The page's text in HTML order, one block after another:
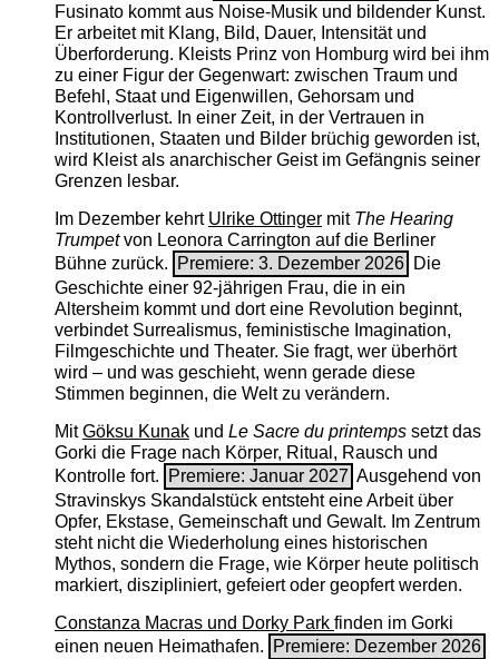
Fusinato kommt aus Noise-Musik und bildender Kunst.
Er arbeitet mit Klang, Bild, Dauer, Intensität und
Überforderung. Kleists Prinz von Homburg wird bei ihm
zu einer Figur der Gegenwart: zwischen Traum und
Befehl, Staat und Eigenwillen, Gehorsam und
Kontrollverlust. In einer Zeit, in der Vertrauen in
Institutionen, Staaten und Bilder brüchig geworden ist,
wird Kleist als anarchischer Geist im Gefängnis seiner
Grenzen lesbar.
Im Dezember kehrt Ulrike Ottingermit The ­Hearing
Trumpetvon Leonora Carrington auf die Berliner
Bühne zurück.
Premiere: 3. Dezember 2026 Die
Geschichte einer 92-jährigen Frau, die in ein
Altersheim kommt und dort eine Revolution beginnt,
verbindet Surrealismus, feministische Imagination,
Filmgeschichte und Theater. Sie fragt, wer überhört
wird – und was geschieht, wenn gerade diese
Stimmen beginnen, die Welt zu verändern.
MitGöksu Kunakund Le Sacre du printempssetzt das
Gorki die Frage nach Körper, Ritual, Rausch und
Kontrolle fort.
Premiere: Januar 2027 Ausgehend von
Stravinskys Skandalstück entsteht eine Arbeit über
Opfer, Ekstase, Gemeinschaft und Gewalt. Im Zentrum
steht nicht die Wiederholung eines historischen
Mythos, sondern die Frage, wie Körper heute politisch
markiert, diszipliniert, gefeiert oder geopfert werden.
Constanza Macras und Dorky Park finden im Gorki
einen neuen Heimathafen.
Premiere: Dezember 2026